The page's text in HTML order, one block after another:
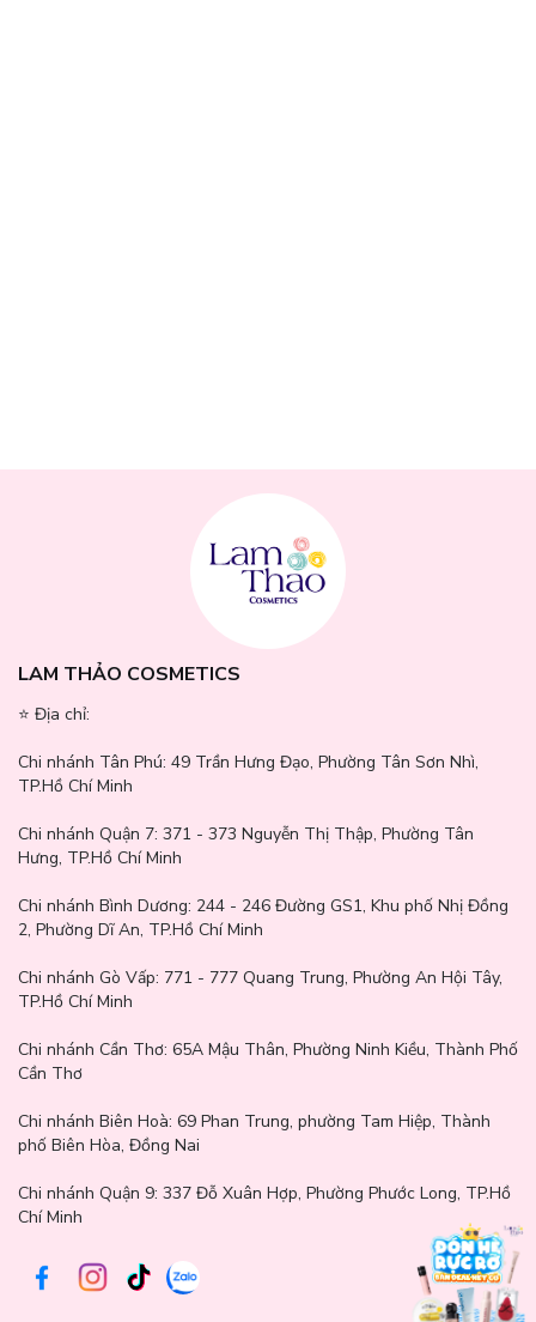
LAM THẢO COSMETICS
⭐️ Địa chỉ:
Chi nhánh Tân Phú: 49 Trần Hưng Đạo, Phường Tân Sơn Nhì,
TP.Hồ Chí Minh
Chi nhánh Quận 7: 371 - 373 Nguyễn Thị Thập, Phường Tân
Hưng, TP.Hồ Chí Minh
Chi nhánh Bình Dương: 244 - 246 Đường GS1, Khu phố Nhị Đồng
2, Phường Dĩ An, TP.Hồ Chí Minh
Chi nhánh Gò Vấp: 771 - 777 Quang Trung, Phường An Hội Tây,
TP.Hồ Chí Minh
Chi nhánh Cần Thơ: 65A Mậu Thân, Phường Ninh Kiều, Thành Phố
Cần Thơ
Chi nhánh Biên Hoà: 69 Phan Trung, phường Tam Hiệp, Thành
phố Biên Hòa, Đồng Nai
Chi nhánh Quận 9: 337 Đỗ Xuân Hợp, Phường Phước Long, TP.Hồ
Chí Minh